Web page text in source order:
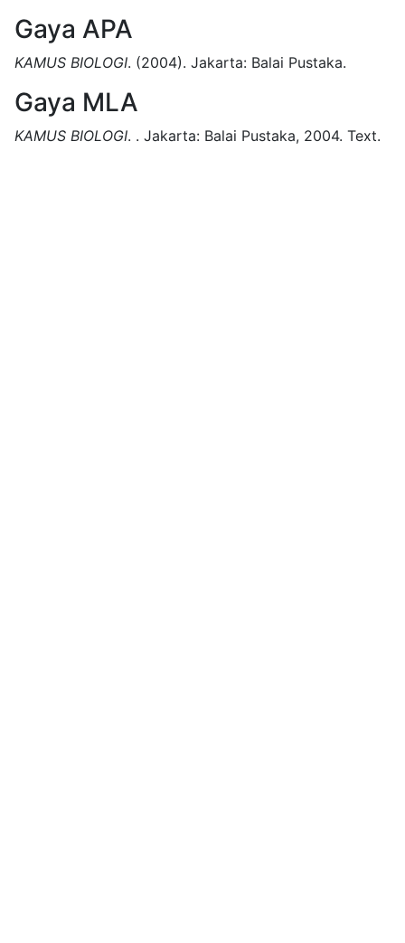
Gaya APA
KAMUS BIOLOGI. (2004). Jakarta: Balai Pustaka.
Gaya MLA
KAMUS BIOLOGI. . Jakarta: Balai Pustaka, 2004. Text.